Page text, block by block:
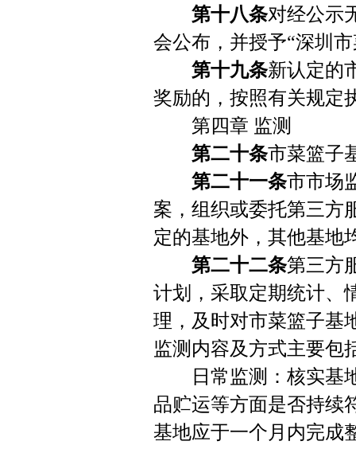
第十八条对经公示
会公布，并授予“深圳
第十九条新认定的
奖励的，按照有关规定
第四章 监测
第二十条市菜篮子
第二十一条市市场
案，组织或委托第三方
定的基地外，其他基地
第二十二条第三方
计划，采取定期统计、
理，及时对市菜篮子基
监测内容及方式主要包
日常监测：核实基地
品贮运等方面是否持续
基地应于一个月内完成